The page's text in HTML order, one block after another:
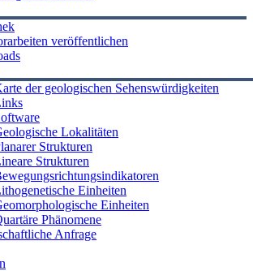
veröffentlichen
der geologischen Sehenswürdigkeiten
Lokalitäten
Strukturen
Strukturen
Einheiten
Einheiten
Phänomene
Anfrage